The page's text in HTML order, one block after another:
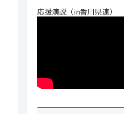
応援演説（in香川県連）